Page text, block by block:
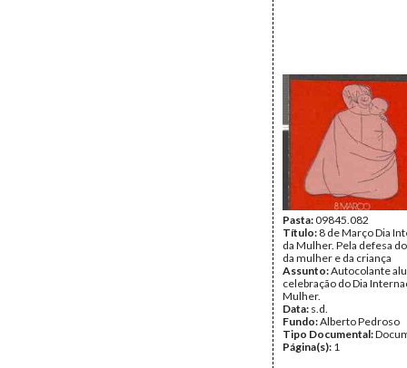
Pasta:09845.082
Título: 8 de Março Dia
da Mulher. Pela defesa
da mulher e da criança
Assunto:Autocolante
celebração do Dia
Mulher.
Data: s.d.
Fundo:Alberto Pedroso
Tipo Documental:
Página(s): 1